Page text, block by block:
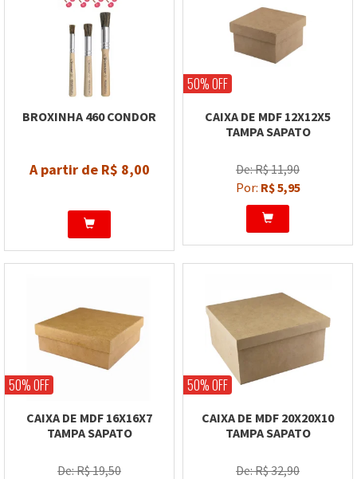
BROXINHA 460 CONDOR
A partir de R$ 8,00
50% OFF
CAIXA DE MDF 12X12X5
TAMPA SAPATO
De: R$ 11,90
Por: R$ 5,95
50% OFF
CAIXA DE MDF 16X16X7
TAMPA SAPATO
De: R$ 19,50
50% OFF
CAIXA DE MDF 20X20X10
TAMPA SAPATO
De: R$ 32,90